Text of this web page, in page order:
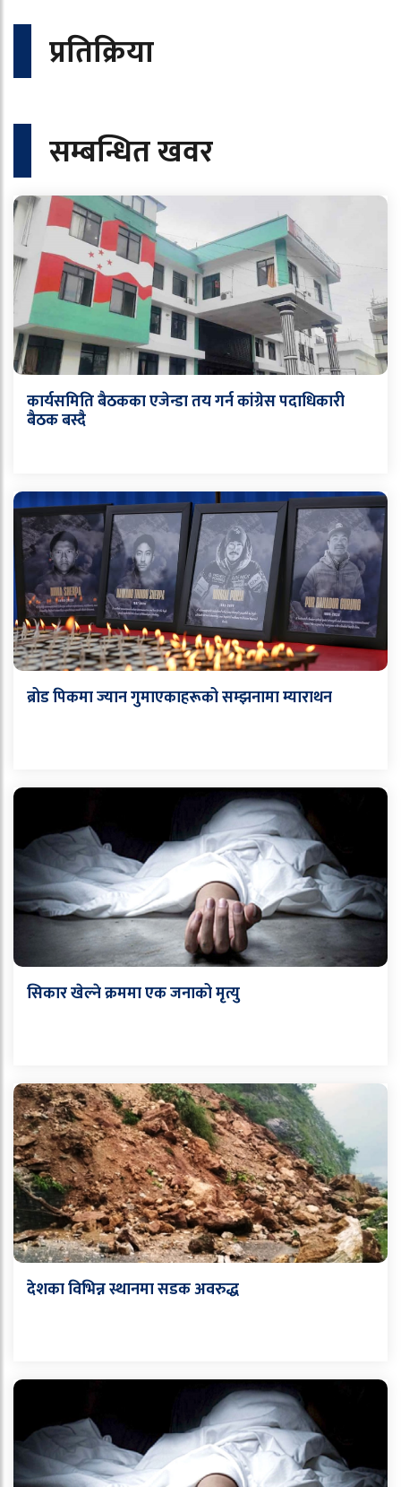
प्रतिक्रिया
सम्बन्धित खवर
कार्यसमिति बैठकका एजेन्डा तय गर्न कांग्रेस पदाधिकारी
बैठक बस्दै
ब्रोड पिकमा ज्यान गुमाएकाहरूको सम्झनामा म्याराथन
सिकार खेल्ने क्रममा एक जनाको मृत्यु
देशका विभिन्न स्थानमा सडक अवरुद्ध